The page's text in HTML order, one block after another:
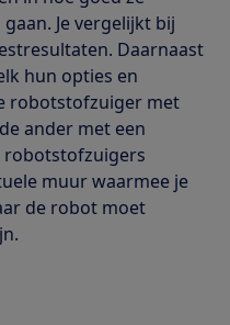
Je vergelijkt bij
Daarnaast
hun opties en
robotstofzuiger met
ander met een
robotstofzuigers
muur waarmee je
de robot moet